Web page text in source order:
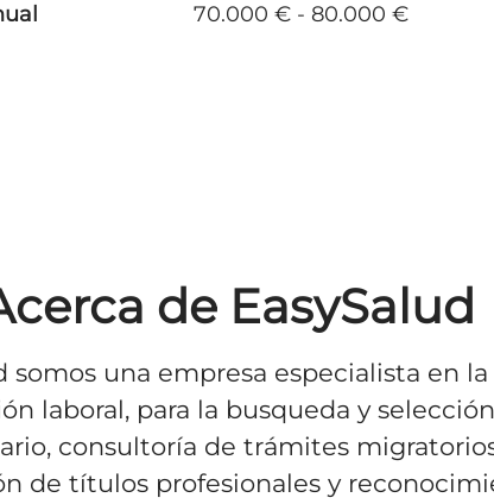
70.000 € - 80.000 €
de EasySalud
somos una empresa especialista en la
laboral, para la busqueda y
consultoría de trámites
de títulos profesionales y